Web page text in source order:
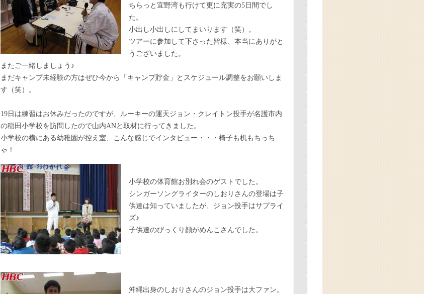
ちらっと宜野湾も行けて更に充実の5日間でし
た。
小出し小出しにしてまいります（笑）。
ツアーに参加して下さった皆様、本当にありがと
うございました。
またご一緒しましょう♪
まだキャンプ未経験の方はぜひ今から「キャンプ貯金」とスケジュール調整をお願いしま
す（笑）。
19日は練習はお休みだったのですが、ルーキーの運天ジョン・クレイトン投手が名護市内
の稲田小学校を訪問したので山内ANと取材に行ってきました。
小学校の横にある幼稚園が控え室、こんな感じでインタビュー・・・椅子も机もちっち
ゃ！
小学校の体育館お別れ会のゲストでした。
シンガーソングライターのしおりさんの登場は子
供達は知っていましたが、ジョン投手はサプライ
ズ♪
子供達のびっくり顔がめんこさんでした。
沖縄出身のしおりさんのジョン投手は大ファン。